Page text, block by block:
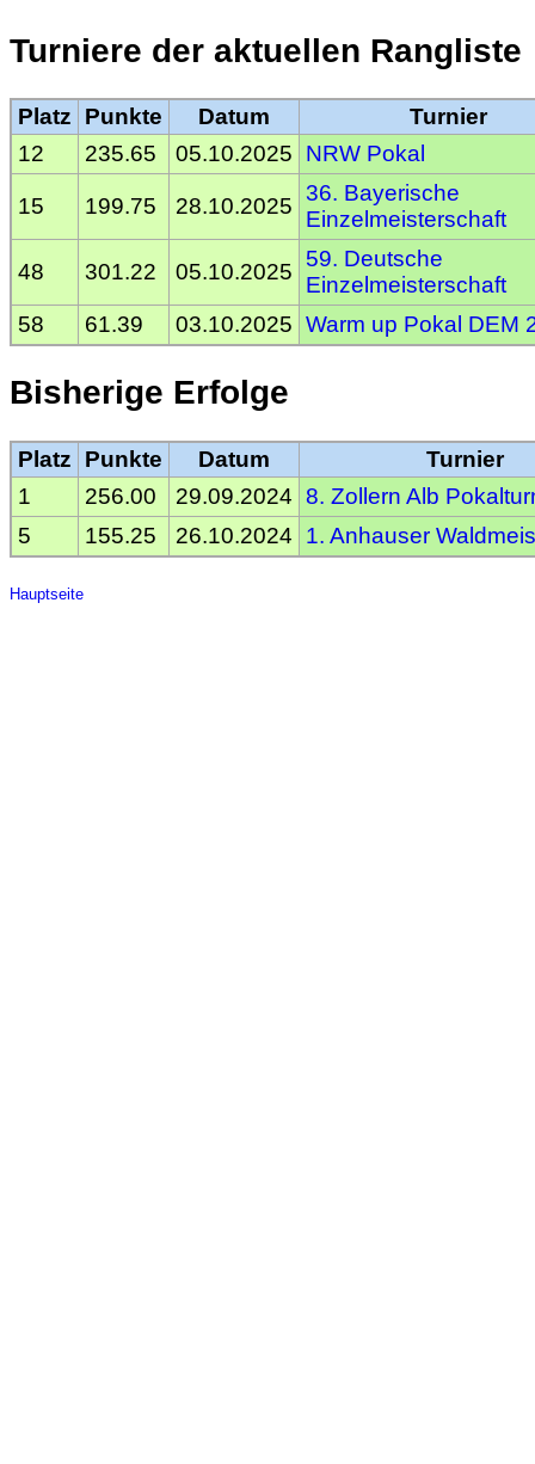
Turniere der aktuellen Rangliste
Platz Punkte Datum
Turnier
12
235.65 05.10.2025 NRW Pokal
15 199.75 28.10.2025
36. Bayerische
Einzelmeisterschaft
48 301.22 05.10.2025
59. Deutsche
Einzelmeisterschaft
58
61.39 03.10.2025 Warm up Pokal DEM
Bisherige Erfolge
Platz Punkte Datum
Turnier
1
256.00 29.09.2024 8. Zollern Alb
5
155.25 26.10.2024 1. Anhauser
Hauptseite